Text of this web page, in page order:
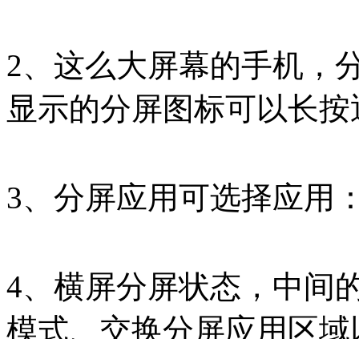
2、这么大屏幕的手机，
显示的分屏图标可以长
3、分屏应用可选择应用
4、横屏分屏状态，中间
模式、交换分屏应用区